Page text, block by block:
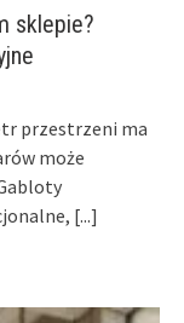
sklepie?
przestrzeni ma
może
[...]